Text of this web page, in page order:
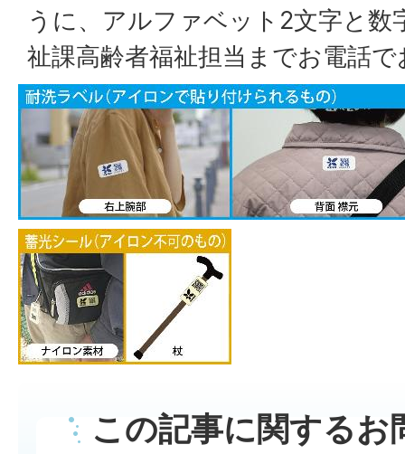
うに、アルファベット2文字と数
祉課高齢者福祉担当までお電話
この記事に関するお